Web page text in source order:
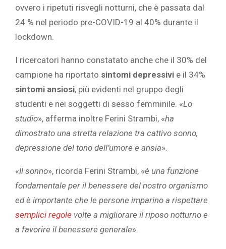
ovvero i ripetuti risvegli notturni, che è passata dal
24 % nel periodo pre-COVID-19 al 40% durante il
lockdown.
I ricercatori hanno constatato anche che il 30% del
campione ha riportato sintomi depressivi e il 34%
sintomi ansiosi, più evidenti nel gruppo degli
studenti e nei soggetti di sesso femminile. «Lo
studio», afferma inoltre Ferini Strambi, «ha
dimostrato una stretta relazione tra cattivo sonno,
depressione del tono dell’umore e ansia».
«Il sonno», ricorda Ferini Strambi, «è una funzione
fondamentale per il benessere del nostro organismo
ed è importante che le persone imparino a rispettare
semplici regole volte a migliorare il riposo notturno e
a favorire il benessere generale».